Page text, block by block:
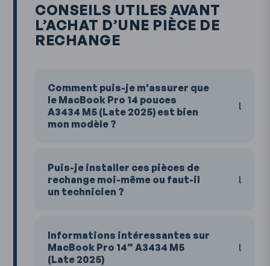
CONSEILS UTILES AVANT
L’ACHAT D’UNE PIÈCE DE
RECHANGE
Comment puis-je m'assurer que
le MacBook Pro 14 pouces
A3434 M5 (Late 2025) est bien
mon modèle ?
Puis-je installer ces pièces de
rechange moi-même ou faut-il
un technicien ?
Informations intéressantes sur
MacBook Pro 14” A3434 M5
(Late 2025)